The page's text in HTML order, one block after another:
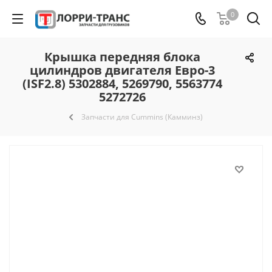
0
Крышка передняя блока
цилиндров двигателя Евро-3
(ISF2.8) 5302884, 5269790, 5563774
5272726
Запчасти для Cummins (Камминз)